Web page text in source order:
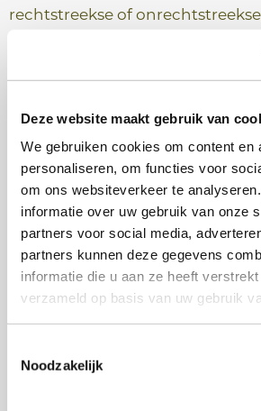
Deze website maakt gebruik van
We gebruiken cookies om content en
personaliseren, om functies voor
om ons websiteverkeer te
informatie over uw gebruik van onze
partners voor social media,
partners kunnen deze gegevens
informatie die u aan ze heeft
verzameld op basis van uw gebruik
Noodzakelijk
rechtstreekse of
voortvloeien uit de toegang tot
de website.
ook, op directe of indirecte,
wijze aansprakelijk worden
te wijten aan het gebruik van
andere, inzonderheid als
hyperlinks, met inbegrip,
gegevens op het
apparatuur, programmatuur of